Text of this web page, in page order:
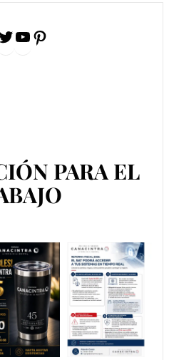
Twitter
YouTube
Pinterest
PARA EL